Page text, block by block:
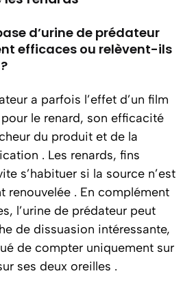
d’urine de prédateur
efficaces ou relèvent-ils
a parfois l’effet d’un film
le renard, son efficacité
du produit et de la
. Les renards, fins
s’habituer si la source n’est
renouvelée . En complément
l’urine de prédateur peut
de dissuasion intéressante,
de compter uniquement sur
ses deux oreilles .